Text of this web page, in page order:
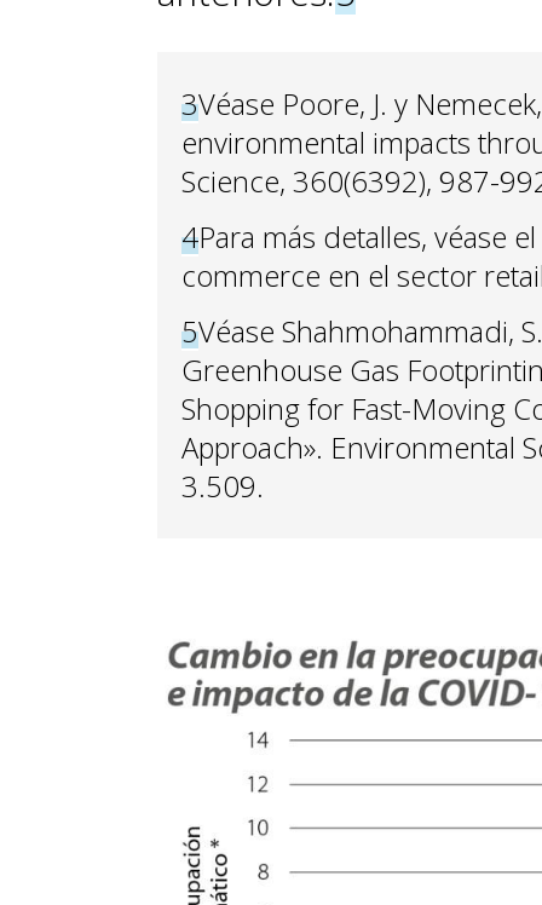
3Véase Poore, J. y
environmental impacts
Science, 360(6392), 987-
4Para más detalles, véase
commerce en el sector
5Véase Shahmohammadi,
Greenhouse Gas
Shopping for Fast-Moving
Approach». Environmental
3.509.